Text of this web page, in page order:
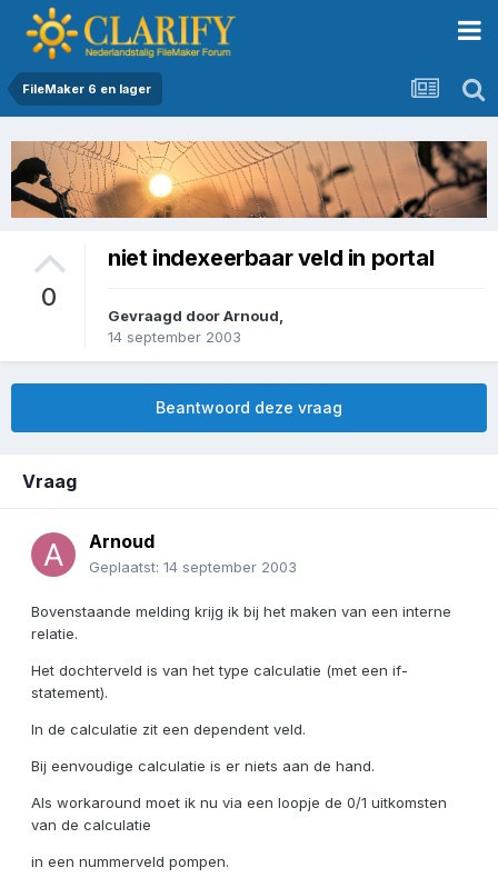
FileMaker 6 en lager
0
niet indexeerbaar veld in portal
Gevraagd doorArnoud
14 september 2003
Beantwoord deze vraag
Vraag
Arnoud
Geplaatst: 14 september 2003
Bovenstaande melding krijg ik bij het maken van een interne
relatie.
Het dochterveld is van het type calculatie (met een if-
statement).
In de calculatie zit een dependent veld.
Bij eenvoudige calculatie is er niets aan de hand.
Als workaround moet ik nu via een loopje de 0/1 uitkomsten
van de calculatie
in een nummerveld pompen.